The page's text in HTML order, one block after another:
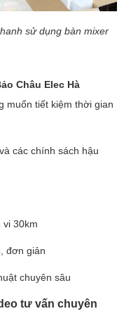
sử dụng bàn mixer
Châu Elec Hà
muốn tiết kiệm thời gian
các chính sách hậu
vi 30km
đơn giản
chuyên sâu
tư vấn chuyên